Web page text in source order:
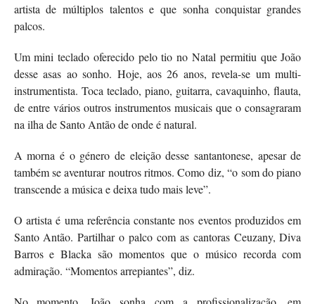
artista de múltiplos talentos e que sonha conquistar grandes
palcos.
Um mini teclado oferecido pelo tio no Natal permitiu que João
desse asas ao sonho. Hoje, aos 26 anos, revela-se um multi-
instrumentista. Toca teclado, piano, guitarra, cavaquinho, flauta,
de entre vários outros instrumentos musicais que o consagraram
na ilha de Santo Antão de onde é natural.
A morna é o género de eleição desse santantonese, apesar de
também se aventurar noutros ritmos. Como diz, “o som do piano
transcende a música e deixa tudo mais leve”.
O artista é uma referência constante nos eventos produzidos em
Santo Antão. Partilhar o palco com as cantoras Ceuzany, Diva
Barros e Blacka são momentos que o músico recorda com
admiração. “Momentos arrepiantes”, diz.